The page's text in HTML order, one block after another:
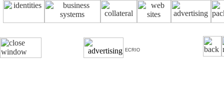
ECRIO